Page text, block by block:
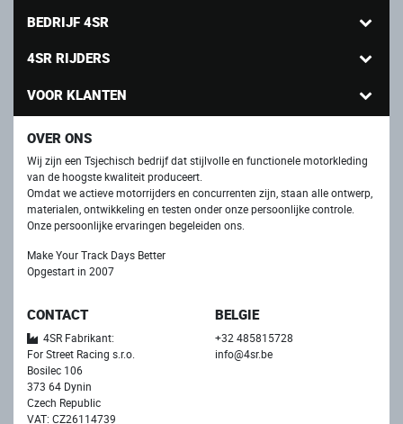
BEDRIJF 4SR
4SR RIJDERS
VOOR KLANTEN
OVER ONS
Wij zijn een Tsjechisch bedrijf dat stijlvolle en functionele motorkleding
van de hoogste kwaliteit produceert.
Omdat we actieve motorrijders en concurrenten zijn, staan ​​alle ontwerp,
materialen, ontwikkeling en testen onder onze persoonlijke controle.
Onze persoonlijke ervaringen begeleiden ons.
Make Your Track Days Better
Opgestart in 2007
CONTACT
4SR Fabrikant:
For Street Racing s.r.o.
Bosilec 106
373 64 Dynin
Czech Republic
VAT: CZ26114739
BELGIE
+32 485815728
info@4sr.be